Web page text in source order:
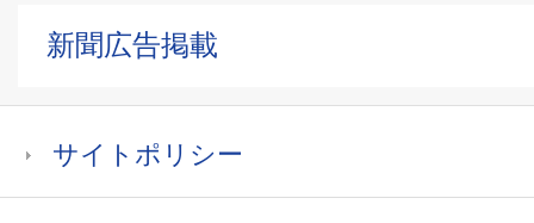
新聞広告掲載
サイトポリシー